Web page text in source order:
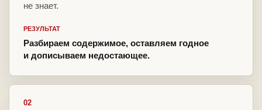
не знает.
РЕЗУЛЬТАТ
Разбираем содержимое, оставляем годное
и дописываем недостающее.
02